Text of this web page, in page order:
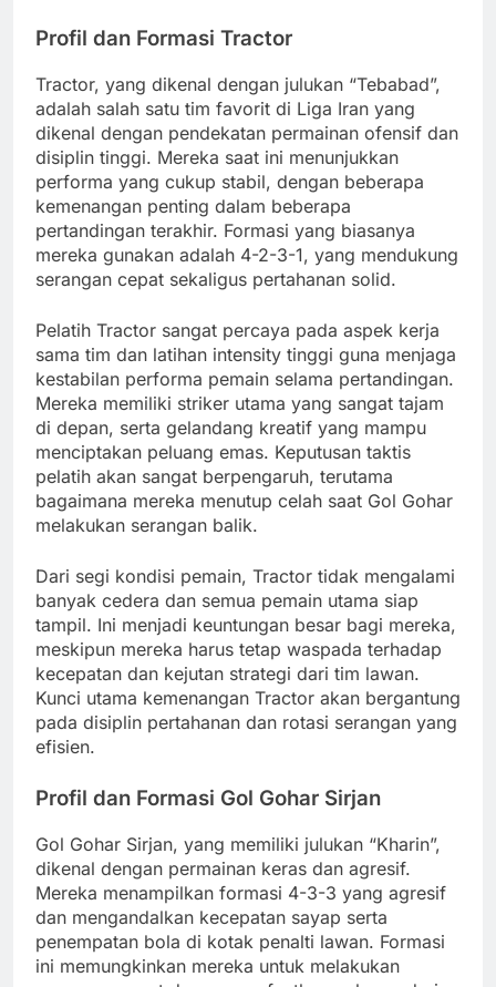
Profil dan Formasi Tractor
Tractor, yang dikenal dengan julukan “Tebabad”,
adalah salah satu tim favorit di Liga Iran yang
dikenal dengan pendekatan permainan ofensif dan
disiplin tinggi. Mereka saat ini menunjukkan
performa yang cukup stabil, dengan beberapa
kemenangan penting dalam beberapa
pertandingan terakhir. Formasi yang biasanya
mereka gunakan adalah 4-2-3-1, yang mendukung
serangan cepat sekaligus pertahanan solid.
Pelatih Tractor sangat percaya pada aspek kerja
sama tim dan latihan intensity tinggi guna menjaga
kestabilan performa pemain selama pertandingan.
Mereka memiliki striker utama yang sangat tajam
di depan, serta gelandang kreatif yang mampu
menciptakan peluang emas. Keputusan taktis
pelatih akan sangat berpengaruh, terutama
bagaimana mereka menutup celah saat Gol Gohar
melakukan serangan balik.
Dari segi kondisi pemain, Tractor tidak mengalami
banyak cedera dan semua pemain utama siap
tampil. Ini menjadi keuntungan besar bagi mereka,
meskipun mereka harus tetap waspada terhadap
kecepatan dan kejutan strategi dari tim lawan.
Kunci utama kemenangan Tractor akan bergantung
pada disiplin pertahanan dan rotasi serangan yang
efisien.
Profil dan Formasi Gol Gohar Sirjan
Gol Gohar Sirjan, yang memiliki julukan “Kharin”,
dikenal dengan permainan keras dan agresif.
Mereka menampilkan formasi 4-3-3 yang agresif
dan mengandalkan kecepatan sayap serta
penempatan bola di kotak penalti lawan. Formasi
ini memungkinkan mereka untuk melakukan